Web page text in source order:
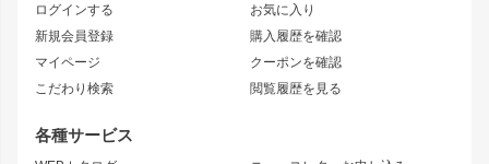
ログインする
新規会員登録
マイページ
こだわり検索
お気に入り
購入履歴を確認
クーポンを確認
閲覧履歴を見る
各種サービス
マークX
ニッサン
S15 シルビア
S14 シルビア 後期
ワンビア
リアウイング